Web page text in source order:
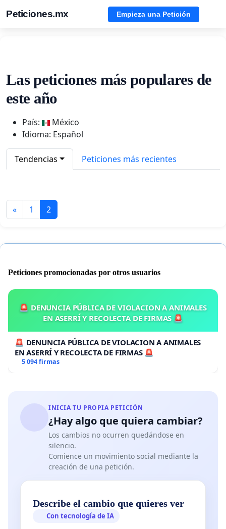
Peticiones.mx Empieza una Petición
Las peticiones más populares de
este año
País:
México
Idioma: Español
Tendencias Peticiones más recientes
« 1 2
Peticiones promocionadas por otros usuarios
🚨 DENUNCIA PÚBLICA DE VIOLACION A ANIMALES
EN ASERRÍ Y RECOLECTA DE FIRMAS 🚨
🚨 DENUNCIA PÚBLICA DE VIOLACION A ANIMALES
EN ASERRÍ Y RECOLECTA DE FIRMAS 🚨
5 094 firmas
INICIA TU PROPIA PETICIÓN
¿Hay algo que quiera cambiar?
Los cambios no ocurren quedándose en
silencio.
Comience un movimiento social mediante la
creación de una petición.
Describe el cambio que quieres ver
Con tecnología de IA